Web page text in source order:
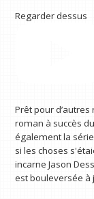
Regarder dessus
Prêt pour
roman à succès
également la
si les choses
incarne Jason
est bouleversée